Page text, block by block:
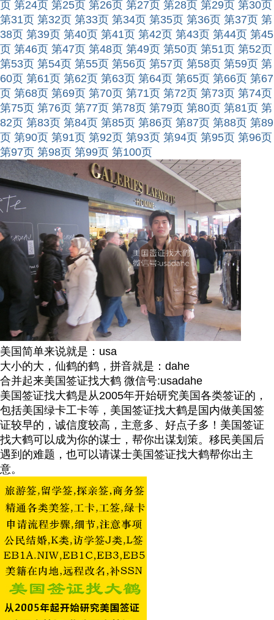
页 第24页 第25页 第26页 第27页 第28页 第29页 第30页
第31页 第32页 第33页 第34页 第35页 第36页 第37页 第
38页 第39页 第40页 第41页 第42页 第43页 第44页 第45
页 第46页 第47页 第48页 第49页 第50页 第51页 第52页
第53页 第54页 第55页 第56页 第57页 第58页 第59页 第
60页 第61页 第62页 第63页 第64页 第65页 第66页 第67
页 第68页 第69页 第70页 第71页 第72页 第73页 第74页
第75页 第76页 第77页 第78页 第79页 第80页 第81页 第
82页 第83页 第84页 第85页 第86页 第87页 第88页 第89
页 第90页 第91页 第92页 第93页 第94页 第95页 第96页
第97页 第98页 第99页 第100页
美国简单来说就是：usa
大小的大，仙鹤的鹤，拼音就是：dahe
合并起来美国签证找大鹤 微信号:usadahe
美国签证找大鹤是从2005年开始研究美国各类签证的，
包括美国绿卡工卡等，美国签证找大鹤是国内做美国签
证较早的，诚信度较高，主意多、好点子多！美国签证
找大鹤可以成为你的谋士，帮你出谋划策。移民美国后
遇到的难题，也可以请谋士美国签证找大鹤帮你出主
意。